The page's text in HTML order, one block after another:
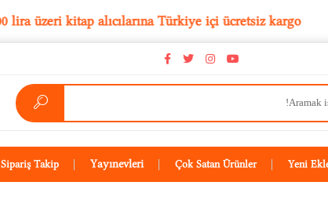
5.000 lira üzeri kitap alıcılarına Türkiye içi ücretsiz kargo
Yeni
Çok Satan Ürünler
Yayınevleri
Sipariş Takip